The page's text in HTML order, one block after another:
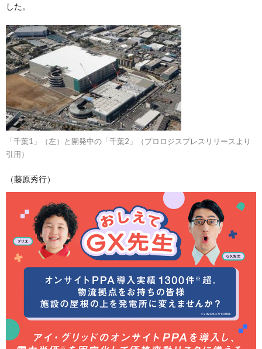
した。
「千葉1」（左）と開発中の「千葉2」（プロロジスプレスリリースより
引用）
（藤原秀行）